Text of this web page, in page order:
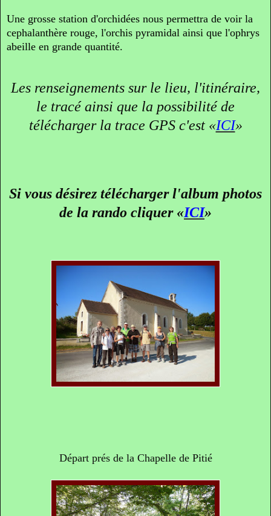
Une grosse station d'orchidées nous permettra de voir la
cephalanthère rouge, l'orchis pyramidal ainsi que l'ophrys
abeille en grande quantité.
Les renseignements sur le lieu, l'itinéraire,
le tracé ainsi que la possibilité de
télécharger la trace GPS c'est «ICI»
Si vous désirez télécharger l'album photos
de la rando cliquer «ICI»
Départ prés de la Chapelle de Pitié